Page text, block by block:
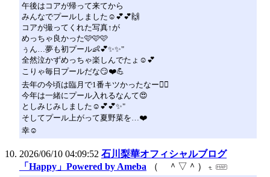
午後はコアが帰って来てから
みんなでプールしました☺️💕💕🙌
コアが撮ってくれた写真↑が
めっちゃ良かった🩷🩷🩷
ぅん…夢も初プール👶💕✨✨"
全然泣かずめっちゃ楽しんでたょ☺️💕
こりゃ毎日プールだな😏❤️💪
去年の今頃は臨月で1番キツかったなー😵‍💫
今年は一緒にプール入れるなんて😍
としみじみしました☺️💕💕✨"
そしてプール上がって夏野菜を…❤️
幸☺
2026/06/10 04:09:52 石川梨華オフィシャルブログ
「Happy」Powered by Ameba
（ ＾▽＾）